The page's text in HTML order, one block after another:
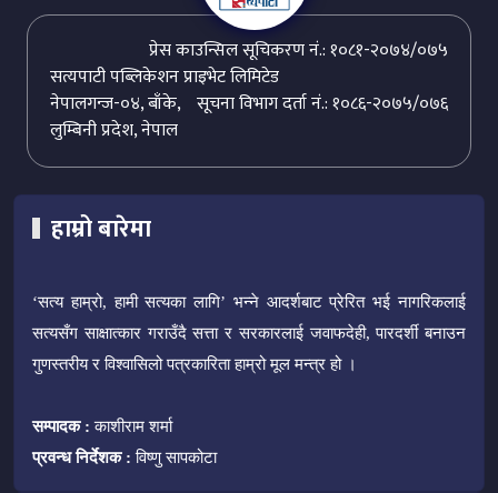
प्रेस काउन्सिल सूचिकरण नं.: १०८१-२०७४/०७५
सत्यपाटी पब्लिकेशन प्राइभेट लिमिटेड
सूचना विभाग दर्ता नं.: १०८६-२०७५/०७६
नेपालगन्ज-०४, बाँके,
लुम्बिनी प्रदेश, नेपाल
हाम्रो बारेमा
‘सत्य हाम्रो, हामी सत्यका लागि’ भन्ने आदर्शबाट प्रेरित भई नागरिकलाई
सत्यसँग साक्षात्कार गराउँदै सत्ता र सरकारलाई जवाफदेही, पारदर्शी बनाउन
गुणस्तरीय र विश्वासिलो पत्रकारिता हाम्रो मूल मन्त्र हो ।
सम्पादक : काशीराम शर्मा
प्रवन्ध निर्देशक : विष्णु सापकोटा